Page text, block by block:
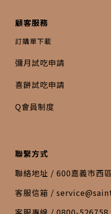
顧客服務
訂購單下載
彌月試吃申請
喜餅試吃申請
Q會員制度
聯繫方式
聯絡地址 / 600嘉義市西
客服信箱 /